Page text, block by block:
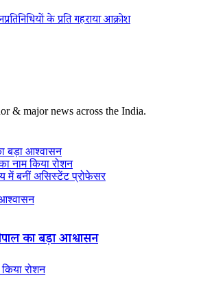
के प्रति गहराया आक्रोश
& major news across the India.
बड़ा आश्वासन
नाम किया रोशन
में बनीं असिस्टेंट प्रोफेसर
का बड़ा आश्वासन
रोशन